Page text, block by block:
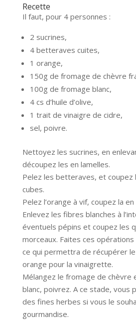
Recette
Il faut, pour 4 personnes :
2 sucrines,
4 betteraves cuites,
1 orange,
150g de fromage de chèvre
100g de fromage blanc,
4 cs d’huile d’olive,
1 trait de vinaigre de cidre,
sel, poivre.
Nettoyez les sucrines, en
découpez les en lamelles.
Pelez les betteraves, et coupez
cubes.
Pelez l’orange à vif, coupez la
Enlevez les fibres blanches à
éventuels pépins et coupez les
morceaux. Faites ces
ce qui permettra de récupérer
orange pour la vinaigrette.
Mélangez le fromage de chèvre
blanc, poivrez. A ce stade, vous
des fines herbes si vous le
gourmandise.